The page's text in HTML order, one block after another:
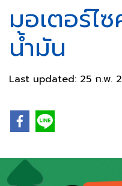
มอเตอร์ไ
น้ำมัน
Last updated: 25 ก.พ.